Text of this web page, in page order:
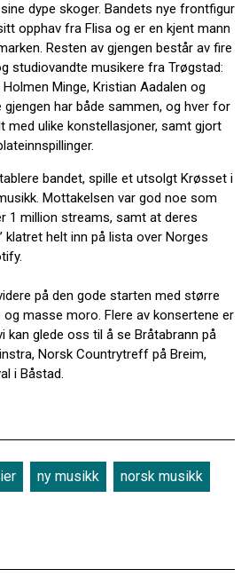
dype skoger. Bandets nye frontfigur
opphav fra Flisa og er en kjent mann
Resten av gjengen består av fire
studiovandte musikere fra Trøgstad:
Minge, Kristian Aadalen og
gjengen har både sammen, og hver for
med ulike konstellasjoner, samt gjort
bandet, spille et utsolgt Krøsset i
Mottakelsen var god noe som
1 million streams, samt at deres
klatret helt inn på lista over Norges
på den gode starten med større
masse moro. Flere av konsertene er
kan glede oss til å se Bråtabrann på
Norsk Countrytreff på Breim,
i Båstad.
ny musikk norsk musikk